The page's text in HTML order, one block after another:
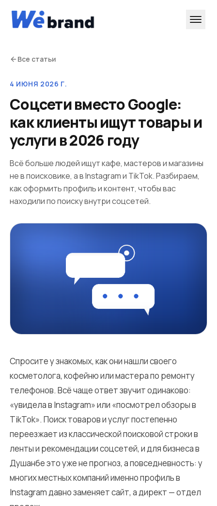
Все статьи
4 ИЮНЯ 2026 Г.
Соцсети вместо Google:
как клиенты ищут товары и
услуги в 2026 году
Всё больше людей ищут кафе, мастеров и магазины
не в поисковике, а в Instagram и TikTok. Разбираем,
как оформить профиль и контент, чтобы вас
находили по поиску внутри соцсетей.
Спросите у знакомых, как они нашли своего
косметолога, кофейню или мастера по ремонту
телефонов. Всё чаще ответ звучит одинаково:
«увидела в Instagram» или «посмотрел обзоры в
TikTok». Поиск товаров и услуг постепенно
переезжает из классической поисковой строки в
ленты и рекомендации соцсетей, и для бизнеса в
Душанбе это уже не прогноз, а повседневность: у
многих местных компаний именно профиль в
Instagram давно заменяет сайт, а директ — отдел